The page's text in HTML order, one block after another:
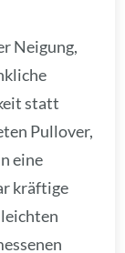
Neigung,
statt
Pullover,
eine
kräftige